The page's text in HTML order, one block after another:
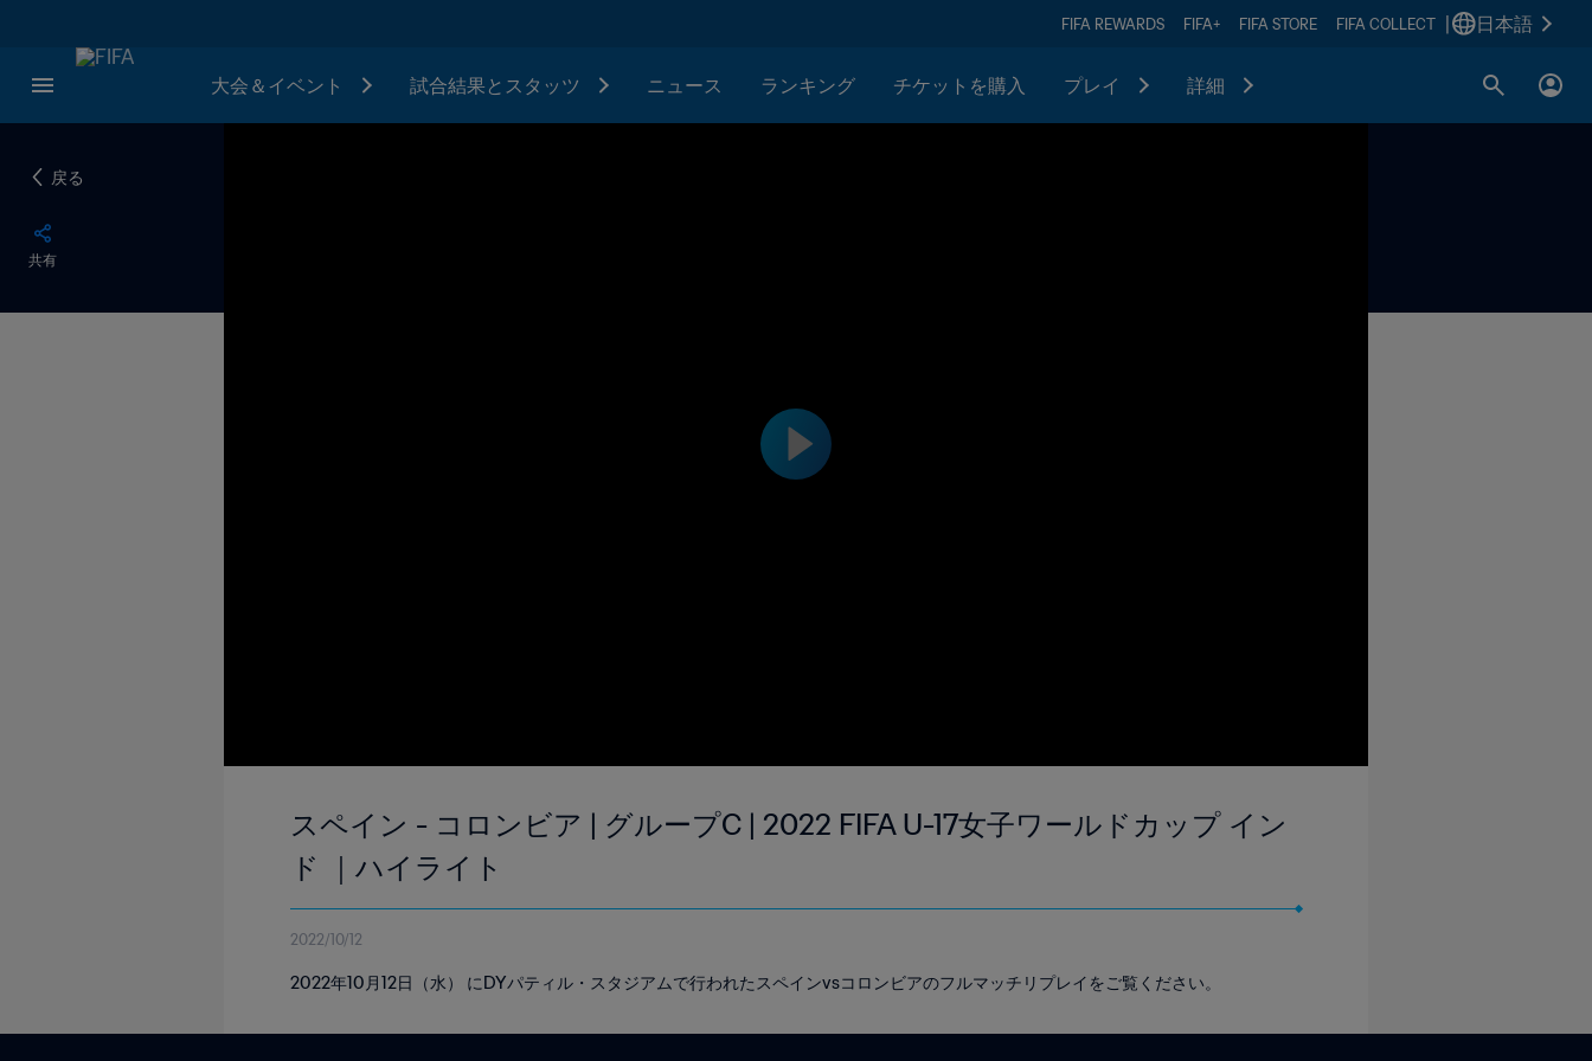
FIFA REWARDS FIFA+ FIFA STORE FIFA COLLECT 日本語
大会＆イベント 試合結果とスタッツ ニュース ランキング チケットを購入 プレイ 詳細
戻る
共有
スペイン - コロンビア | グループC | 2022 FIFA U-17女子ワールドカップ イン
ド ｜ハイライト
2022/10/12
2022年10月12日（水） にDYパティル・スタジアムで行われたスペインvsコロンビアのフルマッチリプレイをご覧ください。